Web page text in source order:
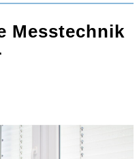
Messtechnik